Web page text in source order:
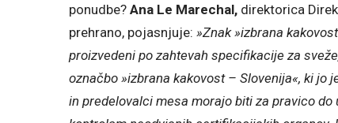
ponudbe? Ana Le Marechal, direktorica
prehrano, pojasnjuje: »Znak »izbrana
proizvedeni po zahtevah specifikacije za
označbo »izbrana kakovost – Slovenija«, ki
in predelovalci mesa morajo biti za pravico